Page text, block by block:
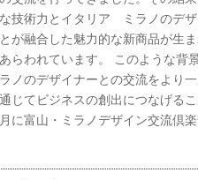
な技術力とイタリア ミラノのデ
とが融合した魅力的な新商品が生
あらわれています。 このような背
ラノのデザイナーとの交流をより
通じてビジネスの創出につなげる
月に富山・ミラノデザイン交流倶